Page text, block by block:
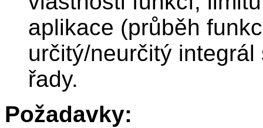
aplikace (průběh
určitý/neurčitý
řady.
Požadavky: